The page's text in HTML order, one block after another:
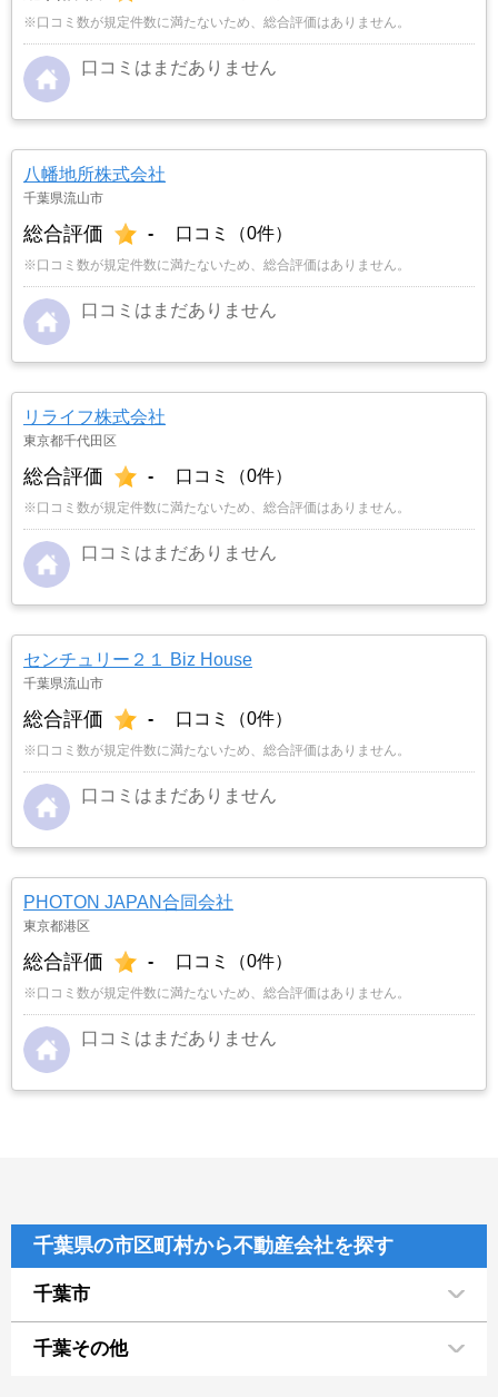
※口コミ数が規定件数に満たないため、総合評価はありません。
口コミはまだありません
八幡地所株式会社
千葉県流山市
総合評価 - 口コミ（0件）
※口コミ数が規定件数に満たないため、総合評価はありません。
口コミはまだありません
リライフ株式会社
東京都千代田区
総合評価 - 口コミ（0件）
※口コミ数が規定件数に満たないため、総合評価はありません。
口コミはまだありません
センチュリー２１ Biz House
千葉県流山市
総合評価 - 口コミ（0件）
※口コミ数が規定件数に満たないため、総合評価はありません。
口コミはまだありません
PHOTON JAPAN合同会社
東京都港区
総合評価 - 口コミ（0件）
※口コミ数が規定件数に満たないため、総合評価はありません。
口コミはまだありません
千葉県の市区町村から不動産会社を探す
千葉市
千葉その他